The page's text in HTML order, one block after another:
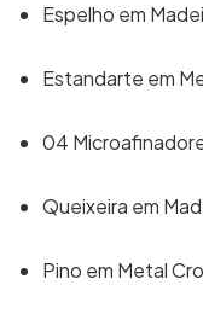
Espelho em
Estandarte em
04
Queixeira em
Pino em Metal